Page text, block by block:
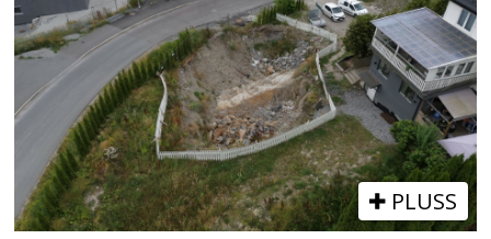
PLUSS